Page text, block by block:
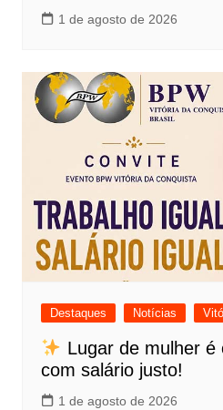
1 de agosto de 2026
Destaques Notícias
Lugar de mulher é
com salário justo!
1 de agosto de 2026